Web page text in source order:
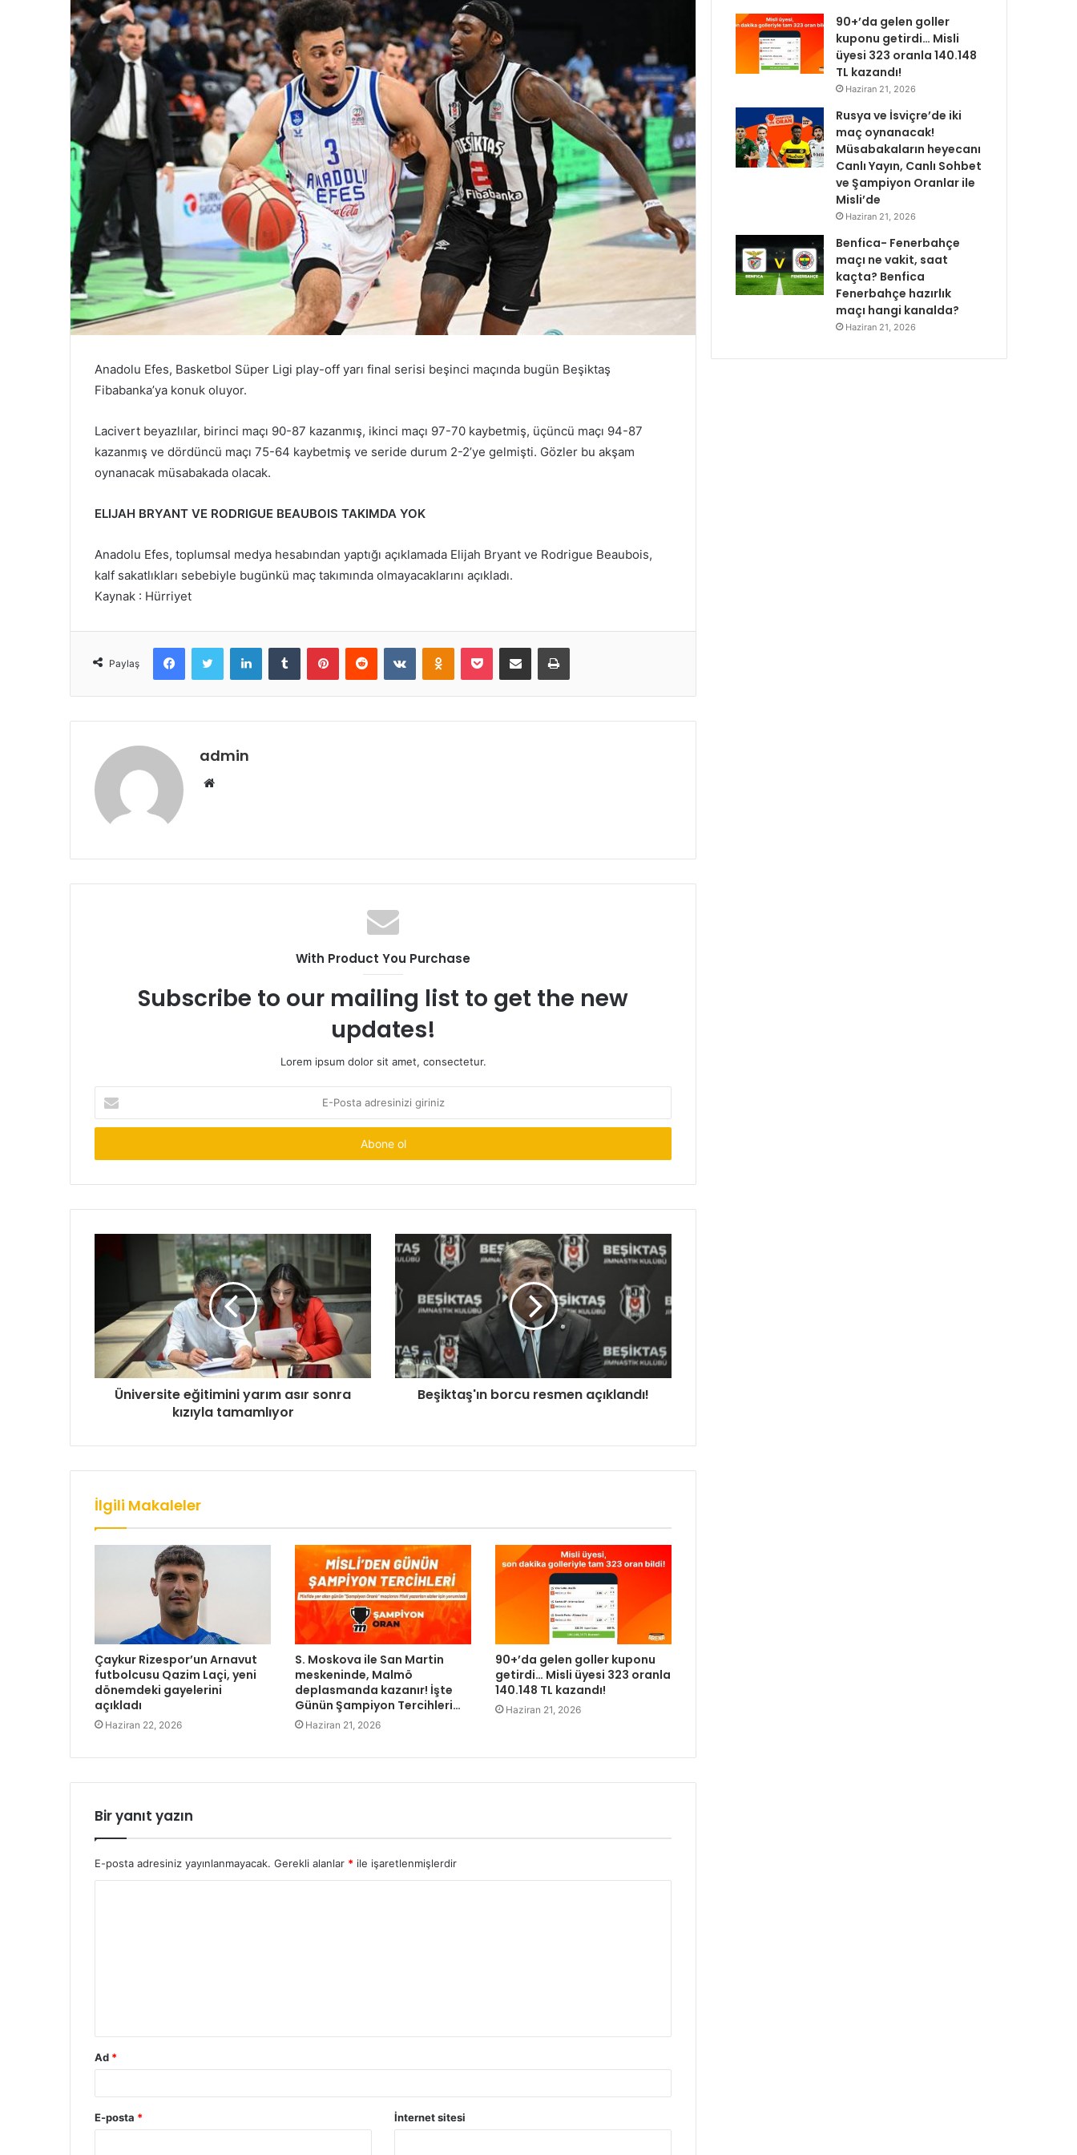
Anadolu Efes, Basketbol Süper Ligi play-off yarı final serisi beşinci maçında bugün Beşiktaş
Fibabanka’ya konuk oluyor.
Lacivert beyazlılar, birinci maçı 90-87 kazanmış, ikinci maçı 97-70 kaybetmiş, üçüncü maçı 94-87
kazanmış ve dördüncü maçı 75-64 kaybetmiş ve seride durum 2-2’ye gelmişti. Gözler bu akşam
oynanacak müsabakada olacak.
ELIJAH BRYANT VE RODRIGUE BEAUBOIS TAKIMDA YOK
Anadolu Efes, toplumsal medya hesabından yaptığı açıklamada Elijah Bryant ve Rodrigue Beaubois,
kalf sakatlıkları sebebiyle bugünkü maç takımında olmayacaklarını açıkladı.
Kaynak : Hürriyet
Paylaş
FacebookTwitter LinkedInTumblr PinterestReddit VKontakteOdnoklassniki
Pocket E-Posta ile paylaş Yazdır
admin
Web
With Product You Purchase
Subscribe to our mailing list to get the new
updates!
Lorem ipsum dolor sit amet, consectetur.
Posta
adresinizi
Üniversite eğitimini yarım asır sonra
kızıyla tamamlıyor
Beşiktaş'ın borcu resmen açıklandı!
İlgili Makaleler
Çaykur Rizespor’un Arnavut
futbolcusu Qazim Laçi, yeni
dönemdeki gayelerini
açıkladı
Haziran 22, 2026
S. Moskova ile San Martin
meskeninde, Malmö
deplasmanda kazanır! İşte
Günün Şampiyon Tercihleri…
Haziran 21, 2026
90+’da gelen goller kuponu
getirdi… Misli üyesi 323 oranla
140.148 TL kazandı!
Haziran 21, 2026
Bir yanıt yazın
E-posta adresiniz yayınlanmayacak. Gerekli alanlar * ile işaretlenmişlerdir
Ad *
E-posta * İnternet sitesi
90+’da gelen goller
kuponu getirdi… Misli
üyesi 323 oranla 140.148
TL kazandı!
Haziran 21, 2026
Rusya ve İsviçre’de iki
maç oynanacak!
Müsabakaların heyecanı
Canlı Yayın, Canlı Sohbet
ve Şampiyon Oranlar ile
Misli’de
Haziran 21, 2026
Benfica- Fenerbahçe
maçı ne vakit, saat
kaçta? Benfica
Fenerbahçe hazırlık
maçı hangi kanalda?
Haziran 21, 2026